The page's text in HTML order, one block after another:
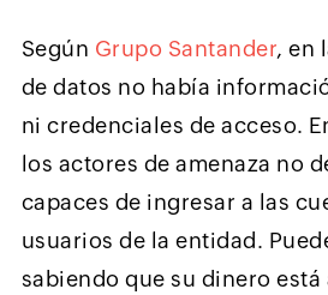
Según Grupo Santander, en
de datos no había
ni credenciales de acceso.
los actores de amenaza no
capaces de ingresar a las
usuarios de la entidad.
sabiendo que su dinero está